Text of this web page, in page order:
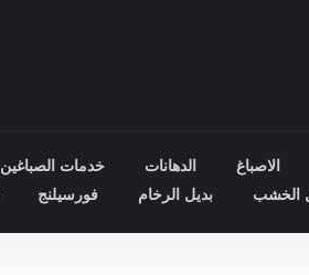
الاصباغ الدهانات خدمات الصباغين
الخشب بديل الرخام فورسيلنج